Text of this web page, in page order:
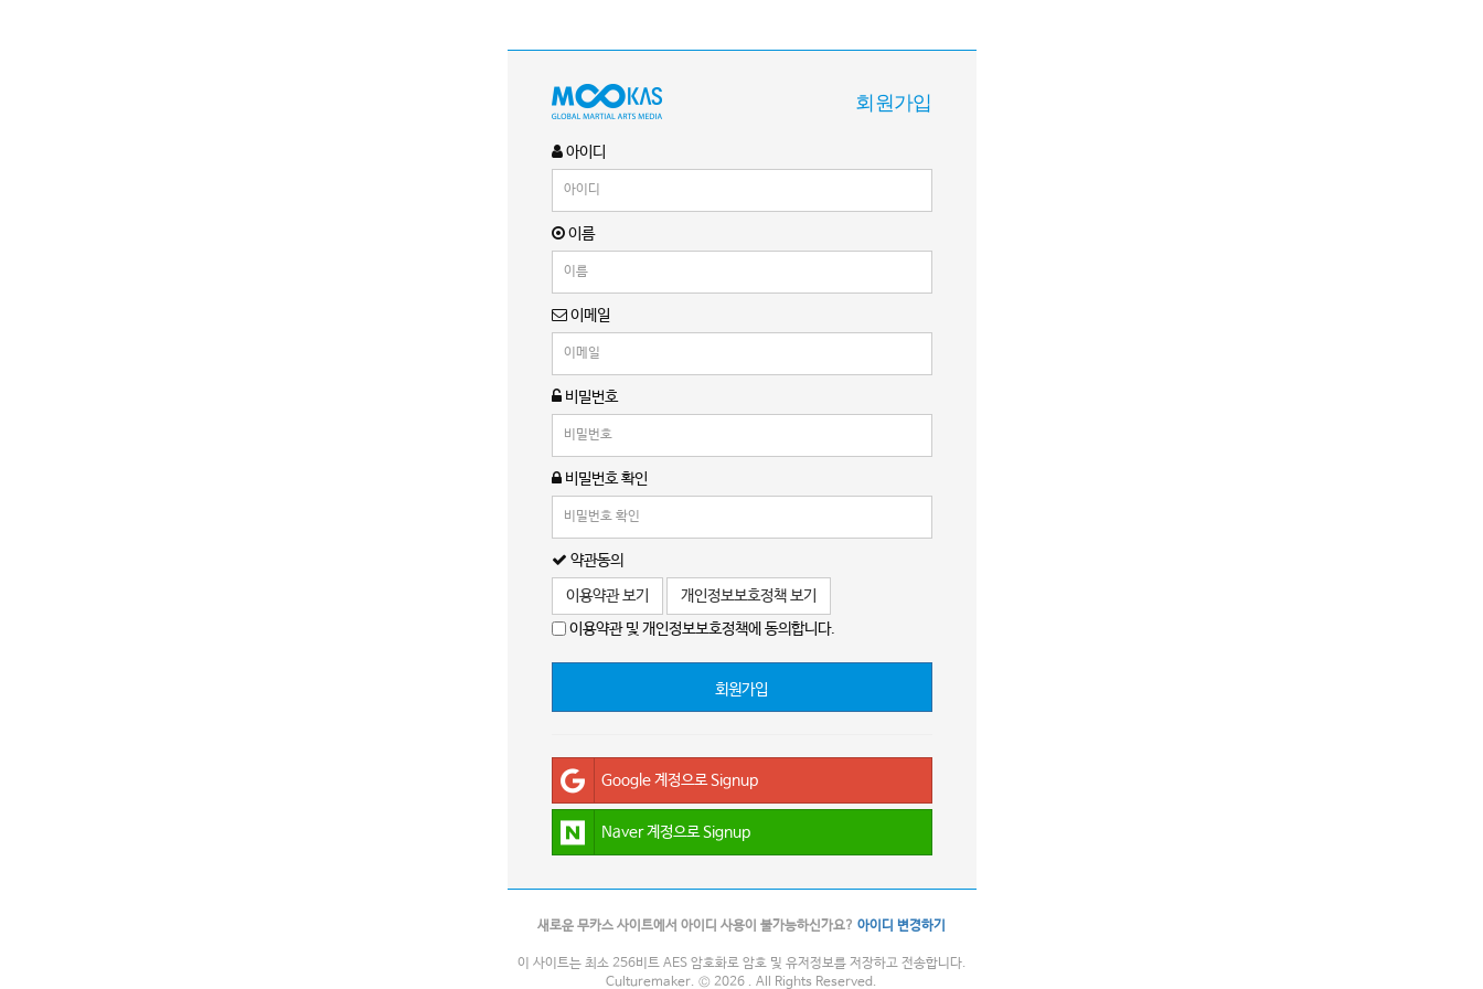
회원가입
아이디
이름
이메일
비밀번호
비밀번호 확인
약관동의
이용약관 보기
개인정보보호정책 보기
이용약관 및 개인정보보호정책에 동의합니다.
회원가입
Google 계정으로 Signup
Naver 계정으로 Signup
새로운 무카스 사이트에서 아이디 사용이 불가능하신가요? 아이디 변경하기
이 사이트는 최소 256비트 AES 암호화로 암호 및 유저정보를 저장하고 전송합니다.
Culturemaker. © 2026 . All Rights Reserved.